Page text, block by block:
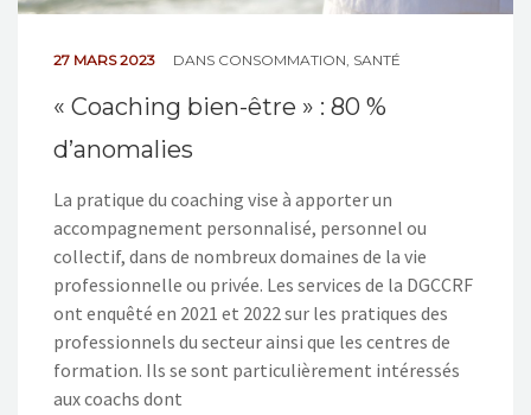
27 MARS 2023 DANS CONSOMMATION, SANTÉ
« Coaching bien-être » : 80 %
d’anomalies
La pratique du coaching vise à apporter un
accompagnement personnalisé, personnel ou
collectif, dans de nombreux domaines de la vie
professionnelle ou privée. Les services de la DGCCRF
ont enquêté en 2021 et 2022 sur les pratiques des
professionnels du secteur ainsi que les centres de
formation. Ils se sont particulièrement intéressés
aux coachs dont